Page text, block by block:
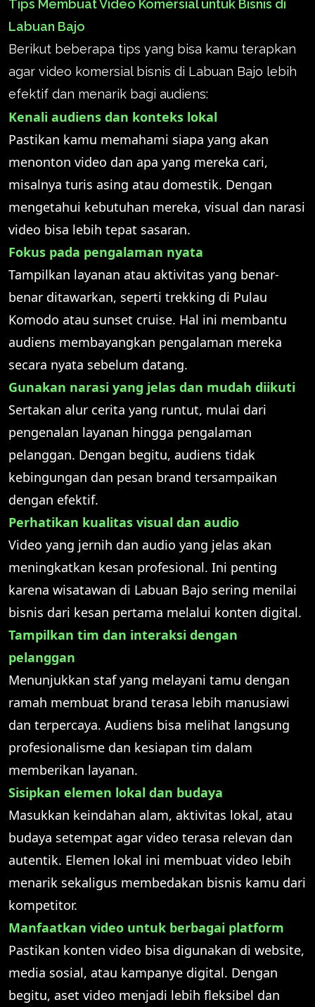
Tips Membuat Video Komersial untuk Bisnis di
Labuan Bajo
Berikut beberapa tips yang bisa kamu terapkan
agar video komersial bisnis di Labuan Bajo lebih
efektif dan menarik bagi audiens:
Kenali audiens dan konteks lokal
Pastikan kamu memahami siapa yang akan
menonton video dan apa yang mereka cari,
misalnya turis asing atau domestik. Dengan
mengetahui kebutuhan mereka, visual dan narasi
video bisa lebih tepat sasaran.
Fokus pada pengalaman nyata
Tampilkan layanan atau aktivitas yang benar-
benar ditawarkan, seperti trekking di Pulau
Komodo atau sunset cruise. Hal ini membantu
audiens membayangkan pengalaman mereka
secara nyata sebelum datang.
Gunakan narasi yang jelas dan mudah diikuti
Sertakan alur cerita yang runtut, mulai dari
pengenalan layanan hingga pengalaman
pelanggan. Dengan begitu, audiens tidak
kebingungan dan pesan brand tersampaikan
dengan efektif.
Perhatikan kualitas visual dan audio
Video yang jernih dan audio yang jelas akan
meningkatkan kesan profesional. Ini penting
karena wisatawan di Labuan Bajo sering menilai
bisnis dari kesan pertama melalui konten digital.
Tampilkan tim dan interaksi dengan
pelanggan
Menunjukkan staf yang melayani tamu dengan
ramah membuat brand terasa lebih manusiawi
dan terpercaya. Audiens bisa melihat langsung
profesionalisme dan kesiapan tim dalam
memberikan layanan.
Sisipkan elemen lokal dan budaya
Masukkan keindahan alam, aktivitas lokal, atau
budaya setempat agar video terasa relevan dan
autentik. Elemen lokal ini membuat video lebih
menarik sekaligus membedakan bisnis kamu dari
kompetitor.
Manfaatkan video untuk berbagai platform
Pastikan konten video bisa digunakan di website,
media sosial, atau kampanye digital. Dengan
begitu, aset video menjadi lebih fleksibel dan